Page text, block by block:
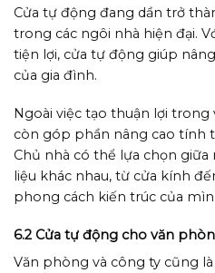
Cửa tự động đang dần trở
trong các ngôi nhà hiện đại.
tiện lợi, cửa tự động giúp
của gia đình.
Ngoài việc tạo thuận lợi trong
còn góp phần nâng cao tính
Chủ nhà có thể lựa chọn giữa
liệu khác nhau, từ cửa kính
phong cách kiến trúc của
6.2 Cửa tự động cho văn
Văn phòng và công ty cũng